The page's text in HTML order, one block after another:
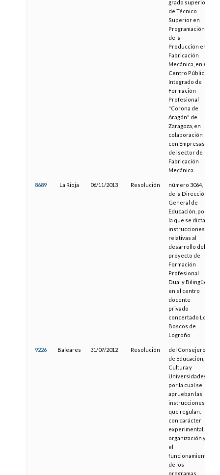
grado superior
de Técnico
Superior en
Programación
de la
Producción en
Fabricación
Mecánica, en el
Centro Público
Integrado de
Formación
Profesional
"Corona de
Aragón" de
Zaragoza, en
colaboración
con Empresas
del sector de
Fabricación
Mecánica
8689 La Rioja 06/11/2013 Resolución
número 3064,
de la Dirección
General de
Educación, por
la que se dictan
instrucciones
relativas al
desarrollo del
proyecto de
Formación
Profesional
Dual y Bilingüe
en el centro
docente
privado
concertado Los
Boscos de
Logroño
9226 Baleares 31/07/2012 Resolución
del Consejero
de Educación,
Cultura y
Universidades
por la cual se
aprueban las
instrucciones
que regulan,
con carácter
experimental, la
organización y
el
funcionamiento
de los
programas